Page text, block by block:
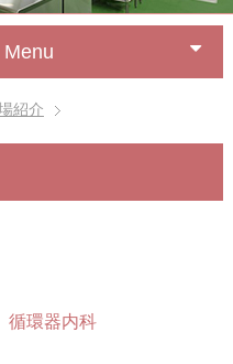
紹介
循環器内科